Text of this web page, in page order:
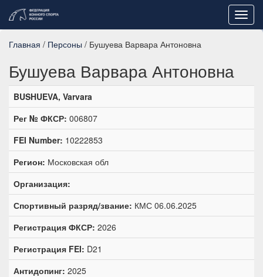
Главная / Персоны / Бушуева Варвара Антоновна
Бушуева Варвара Антоновна
BUSHUEVA, Varvara
Рег № ФКСР: 006807
FEI Number: 10222853
Регион: Московская обл
Организация:
Спортивный разряд/звание: КМС 06.06.2025
Регистрация ФКСР: 2026
Регистрация FEI: D21
Антидопинг: 2025